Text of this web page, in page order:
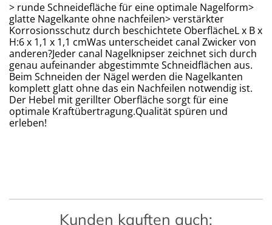
> runde Schneidefläche für eine optimale Nagelform>
glatte Nagelkante ohne nachfeilen> verstärkter
Korrosionsschutz durch beschichtete OberflächeL x B x
H:6 x 1,1 x 1,1 cmWas unterscheidet canal Zwicker von
anderen?Jeder canal Nagelknipser zeichnet sich durch
genau aufeinander abgestimmte Schneidflächen aus.
Beim Schneiden der Nägel werden die Nagelkanten
komplett glatt ohne das ein Nachfeilen notwendig ist.
Der Hebel mit gerillter Oberfläche sorgt für eine
optimale Kraftübertragung.Qualität spüren und
erleben!
Kunden kauften auch: